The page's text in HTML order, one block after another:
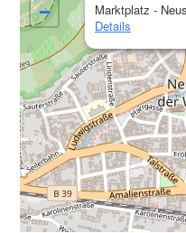
Marktplatz -
Details
−